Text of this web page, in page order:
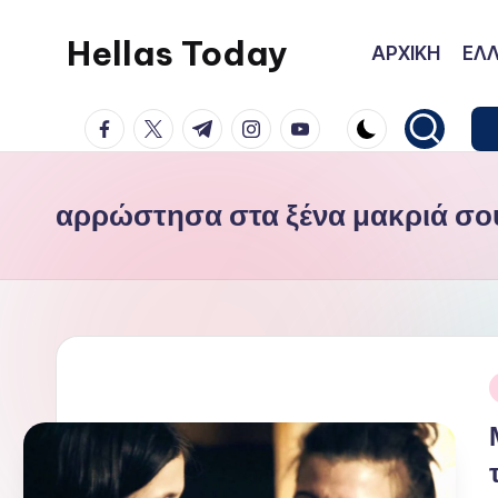
Μετάβαση
περιεχόμενο
Hellas Today ΑΡΧΙΚΗ
facebook.com
twitter.com
t.me instagram.com
youtube.com
αρρώστησα στα ξένα μακριά